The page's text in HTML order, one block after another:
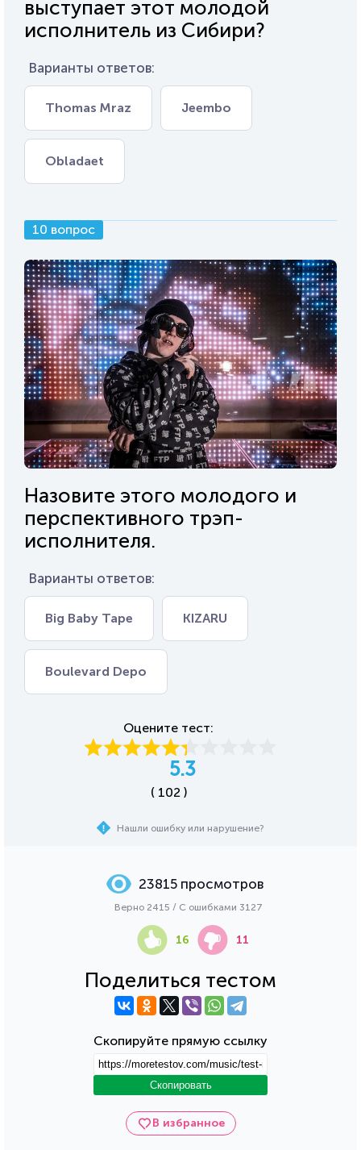
выступает этот молодой
исполнитель из Сибири?
Варианты ответов:
Thomas Mraz Jeembo
Obladaet
10 вопрос
Назовите этого молодого и
перспективного трэп-
исполнителя.
Варианты ответов:
Big Baby Tape KIZARU
Boulevard Depo
Оцените тест:
5.3
( 102 )
Нашли ошибку или нарушение?
В избранное
Поделиться тестом
Скопируйте прямую ссылку
Скопировать
23815 просмотров
Верно 2415 / С ошибками 3127
16 11